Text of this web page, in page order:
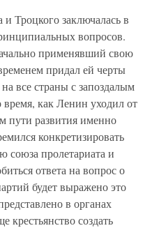
Троцкого заключалась в
вопросов.
применявший свою
придал ей черты
все страны с запоздалым
как Ленин уходил от
пути развития именно
конкретизировать
союза пролетариата и
ответа на вопрос о
будет выражено это
в органах
крестьянство создать